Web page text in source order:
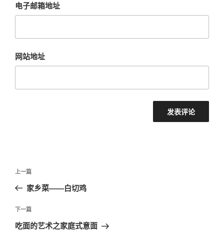
电子邮箱地址
网站地址
文
导
航
上
一
文
章
上一篇
家乡菜——白切鸡
下
一
下一篇
吃面的艺术之家庭式意面